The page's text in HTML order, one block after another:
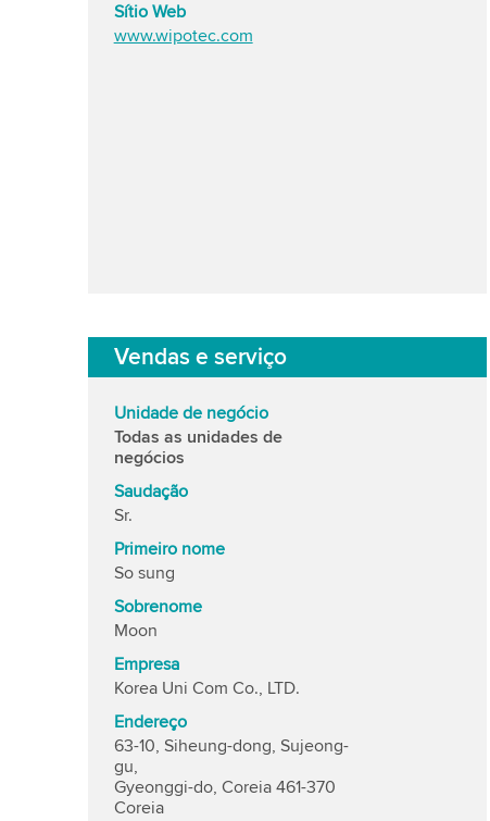
Sítio Web
www.wipotec.com
Vendas e serviço
Unidade de negócio
Todas as unidades de
negócios
Saudação
Sr.
Primeiro nome
So sung
Sobrenome
Moon
Empresa
Korea Uni Com Co., LTD.
Endereço
63-10, Siheung-dong, Sujeong-
gu,
Gyeonggi-do, Coreia 461-370
Coreia